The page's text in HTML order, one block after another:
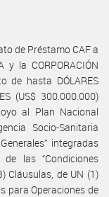
de Préstamo CAF a
y la CORPORACIÓN
de hasta DÓLARES
(US$ 300.000.000)
al Plan Nacional
Socio-Sanitaria
integradas
las “Condiciones
Cláusulas, de UN (1)
para Operaciones de